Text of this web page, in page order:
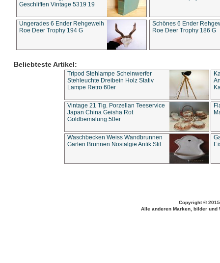
Geschliffen Vintage 5319 19
Ungerades 6 Ender Rehgeweih
Roe Deer Trophy 194 G
Schönes 6 Ender
Roe Deer Trophy 186 G
Beliebteste Artikel:
Tripod Stehlampe Scheinwerfer
Stehleuchte Dreibein Holz Stativ
Lampe Retro 60er
Vintage 21 Tlg. Porzellan Teeservice
Japan China Geisha Rot
Goldbemalung 50er
Waschbecken Weiss Wandbrunnen
Garten Brunnen Nostalgie Antik Stil
Copyright ©
Alle anderen Marken, bilder und